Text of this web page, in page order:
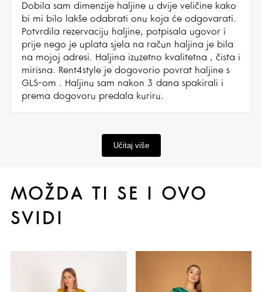
Dobila sam dimenzije haljine u dvije veličine kako
bi mi bilo lakše odabrati onu koja će odgovarati.
Potvrdila rezervaciju haljine, potpisala ugovor i
prije nego je uplata sjela na račun haljina je bila
na mojoj adresi. Haljina izuzetno kvalitetna , čista i
mirisna. Rent4style je dogovorio povrat haljine s
GLS-om . Haljinu sam nakon 3 dana spakirali i
prema dogovoru predala kuriru.
Učitaj više
MOŽDA TI SE I OVO
SVIDI